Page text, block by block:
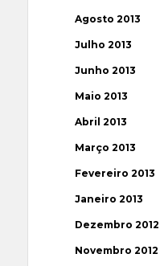
Agosto 2013
Julho 2013
Junho 2013
Maio 2013
Abril 2013
Março 2013
Fevereiro 2013
Janeiro 2013
Dezembro 2012
Novembro 2012